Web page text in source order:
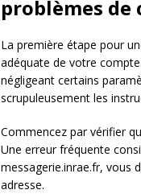
problèmes de
La première étape pour
adéquate de votre
négligeant certains
scrupuleusement les
Commencez par vérifier
Une erreur fréquente
messagerie.inrae.fr, vous
adresse.